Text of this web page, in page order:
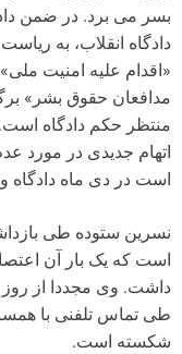
دادگاه انقلاب، به
«اقدام علیه امنیت
مدافعان حقوق بشر»
منتظر حکم دادگاه
اتهام جدیدی در مورد
است در دی ماه دادگاه
طی تماس تلفنی با
شکسته است.